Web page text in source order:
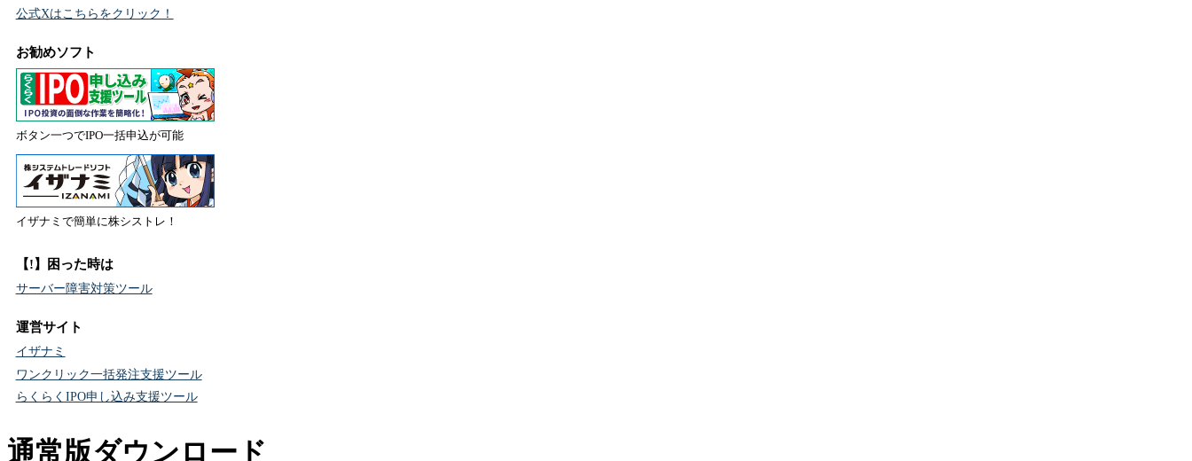
公式Xはこちらをクリック！
お勧めソフト
ボタン一つでIPO一括申込が可能
イザナミで簡単に株シストレ！
【!】困った時は
サーバー障害対策ツール
運営サイト
イザナミ
ワンクリック一括発注支援ツール
らくらくIPO申し込み支援ツール
通常版ダウンロード